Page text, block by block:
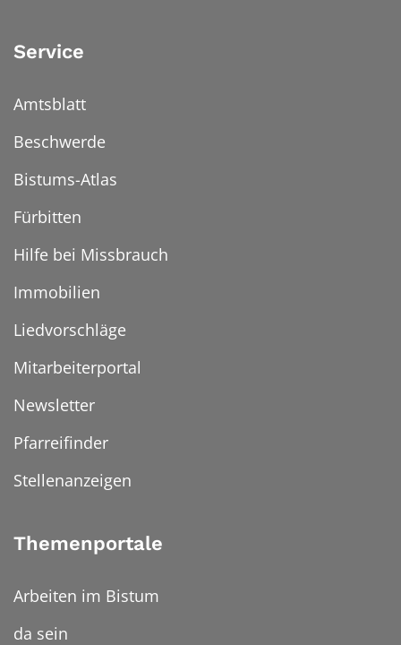
Service
Amtsblatt
Beschwerde
Bistums-Atlas
Fürbitten
Hilfe bei Missbrauch
Immobilien
Liedvorschläge
Mitarbeiterportal
Newsletter
Pfarreifinder
Stellenanzeigen
Themenportale
Arbeiten im Bistum
da sein